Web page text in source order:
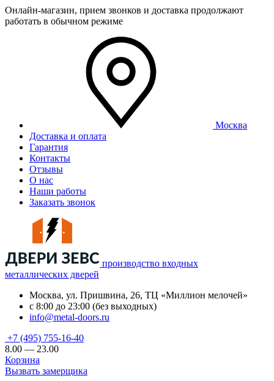
Онлайн-магазин, прием звонков и доставка продолжают
работать в обычном режиме
Москва
Доставка и оплата
Гарантия
Контакты
Отзывы
О нас
Наши работы
Заказать звонок
производство входных
металлических дверей
Москва, ул. Пришвина, 26, ТЦ «Миллион мелочей»
с 8:00 до 23:00 (без выходных)
info@metal-doors.ru
+7 (495) 755-16-40
8.00 — 23.00
Корзина
Вызвать замерщика